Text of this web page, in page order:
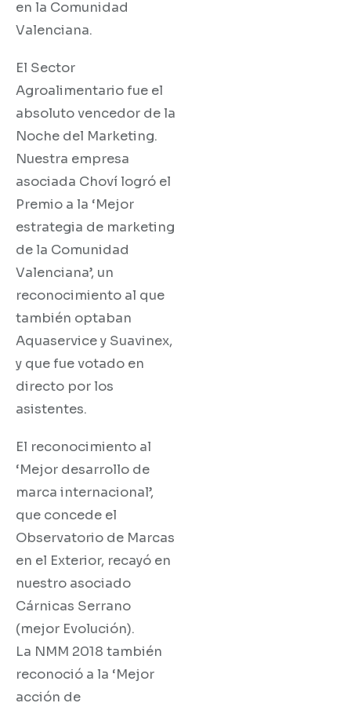
en la Comunidad
Valenciana.
El Sector
Agroalimentario fue el
absoluto vencedor de la
Noche del Marketing.
Nuestra empresa
asociada Choví logró el
Premio a la ‘Mejor
estrategia de marketing
de la Comunidad
Valenciana’, un
reconocimiento al que
también optaban
Aquaservice y Suavinex,
y que fue votado en
directo por los
asistentes.
El reconocimiento al
‘Mejor desarrollo de
marca internacional’,
que concede el
Observatorio de Marcas
en el Exterior, recayó en
nuestro asociado
Cárnicas Serrano
(mejor Evolución).
La NMM 2018 también
reconoció a la ‘Mejor
acción de